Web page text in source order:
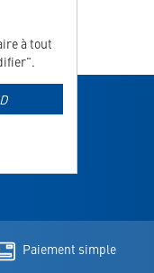
à tout
Paiement simple